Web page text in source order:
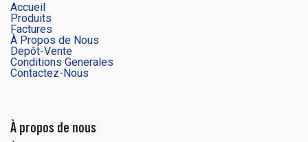
Accueil
Produits
Factures
À Propos de Nous
Depôt-Vente
Conditions Generales
Contactez-Nous
À propos de nous